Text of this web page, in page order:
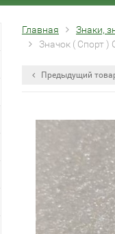
Главная Знаки,
Значок ( Спорт
Предыдущий